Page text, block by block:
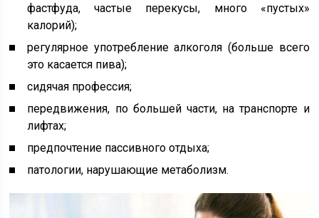
фастфуда, частые перекусы, много «пустых»
калорий);
регулярное употребление алкоголя (больше всего
это касается пива);
сидячая профессия;
передвижения, по большей части, на транспорте и
лифтах;
предпочтение пассивного отдыха;
патологии, нарушающие метаболизм.